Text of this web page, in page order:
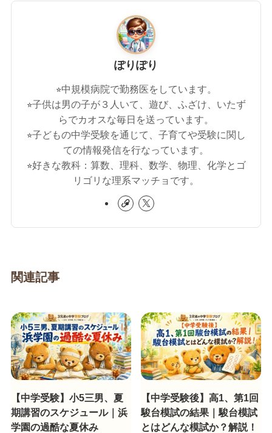
ぽりぽり
⭐︎中規模病院で勤務医をしています。
⭐︎子供は男の子が３人いて、遊び、ふざけ、いたず
らでカオスな毎日を送っています。
⭐︎子どもの中学受験を通じて、子育てや受験に関し
ての情報発信を行なっています。
⭐︎好きな教科：算数、理科、数学、物理、化学とゴ
リゴリな理系マッチョです。
関連記事
【中学受験】小5三男、夏
期講習のスケジュール｜浜
学園の過酷な夏休み
【中学受験後】高1、第1回
駿台模試の結果｜駿台模試
とはどんな模試か？解説！